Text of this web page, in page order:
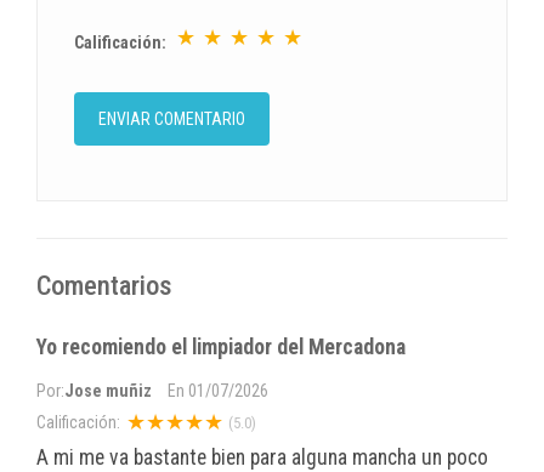
Calificación: ★ ★ ★ ★ ★
Comentarios
Yo recomiendo el limpiador del Mercadona
Por:Jose muñiz En 01/07/2026
Calificación: ★★★★★ (5.0)
A mi me va bastante bien para alguna mancha un poco